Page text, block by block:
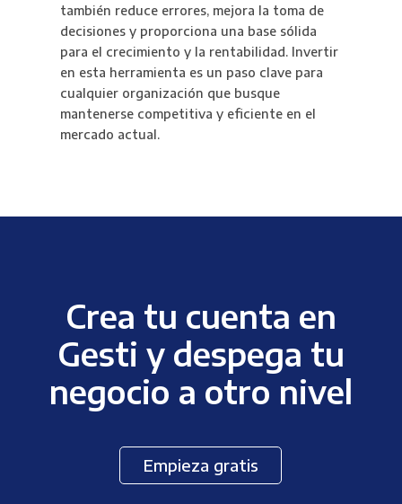
también reduce errores, mejora la toma de
decisiones y proporciona una base sólida
para el crecimiento y la rentabilidad. Invertir
en esta herramienta es un paso clave para
cualquier organización que busque
mantenerse competitiva y eficiente en el
mercado actual.
Crea tu cuenta en
Gesti y despega tu
negocio a otro nivel
Empieza gratis